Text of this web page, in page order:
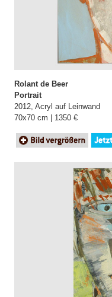
Rolant de Beer
Portrait
2012, Acryl auf Leinwand
70x70 cm | 1350 €